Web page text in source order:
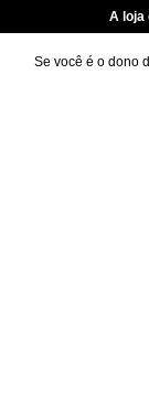
A loja
Se você é o dono